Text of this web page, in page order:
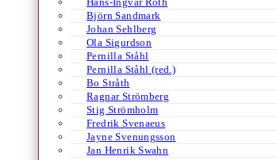
Björn Sandmark
Johan Sehlberg
Ola Sigurdson
Pernilla Ståhl
Pernilla Ståhl (red.)
Bo Stråth
Ragnar Strömberg
Stig Strömholm
Fredrik Svenaeus
Jayne Svenungsson
Jan Henrik Swahn